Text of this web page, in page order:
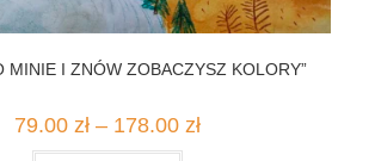
MINIE I ZNÓW ZOBACZYSZ KOLORY”
79.00 zł – 178.00 złZakres